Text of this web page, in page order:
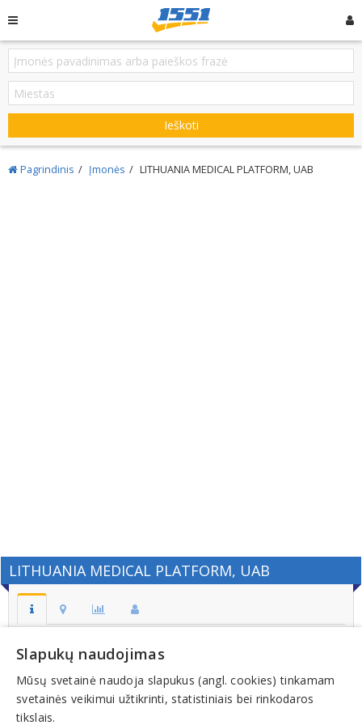
Ieškoti
Pagrindinis Įmonės LITHUANIA MEDICAL PLATFORM, UAB
LITHUANIA MEDICAL PLATFORM, UAB
Adresas:
J. Jasinskio g. 7-18, LT-01112, VILNIUS
Kodas:
305712047
Slapukų naudojimas
Mūsų svetainė naudoja slapukus (angl. cookies) tinkamam
svetainės veikimui užtikrinti, statistiniais bei rinkodaros
tikslais.